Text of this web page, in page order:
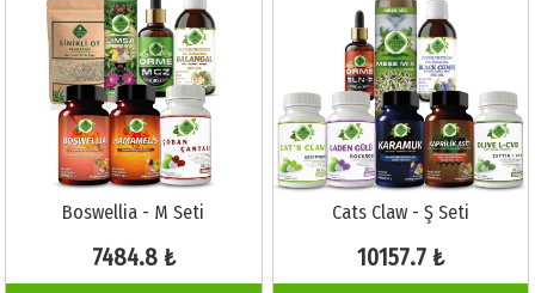
Boswellia - M Seti
7484.8 ₺
Cats Claw - Ş Seti
10157.7 ₺